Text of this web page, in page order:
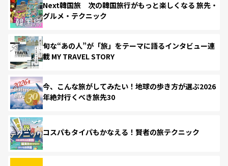
Next韓国旅 次の韓国旅行がもっと楽しくなる 旅先・
グルメ・テクニック
旬な“あの人”が「旅」をテーマに語るインタビュー連
載 MY TRAVEL STORY
今、こんな旅がしてみたい！地球の歩き方が選ぶ2026
年絶対行くべき旅先30
コスパもタイパもかなえる！賢者の旅テクニック